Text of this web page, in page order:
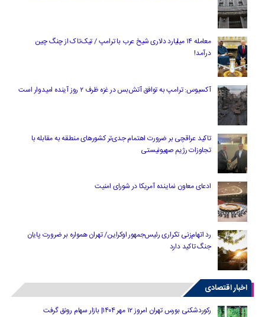
معامله ۱۴ میلیارد دلاری شیخ عرب با ترامپ / تیک‌تاک از چنگ چین
درآمد!
آکسیوس: ترامپ به توافق آتش‌بس در غزه ظرف ۲ روز آینده امیدوار است
تاکید عراقچی بر ضرورت اهتمام جدی‌تر کشورهای منطقه به مقابله با
تجاوزات رژیم صهیونیستی
ادعای معاون نماینده آمریکا در شورای امنیت
رد اتهام‌زنی تکراری رئیس‌جمهور اوکراین/ تهران همواره بر ضرورت پایان
جنگ تاکید دارد
اخبار اقتصادی
رکوردشکنی بورس تهران امروز ۱۲ مهر ۱۴۰۴| بازار سهام رونق گرفت